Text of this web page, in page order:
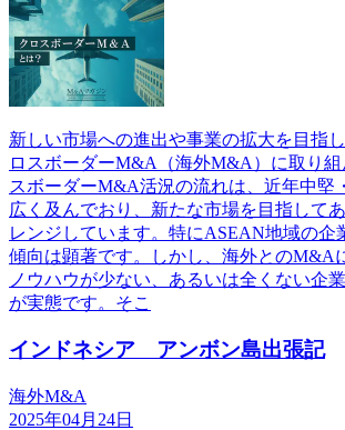
新しい市場への進出や事業の拡大を目指
ロスボーダーM&A（海外M&A）に取り組
スボーダーM&A活況の流れは、近年中堅
広く及んでおり、新たな市場を目指して
レンジしています。特にASEAN地域の企
傾向は顕著です。しかし、海外とのM&A
ノウハウが少ない、あるいは全くない企
が実態です。そこ
インドネシア アンボン島出張記
海外M&A
2025年04月24日